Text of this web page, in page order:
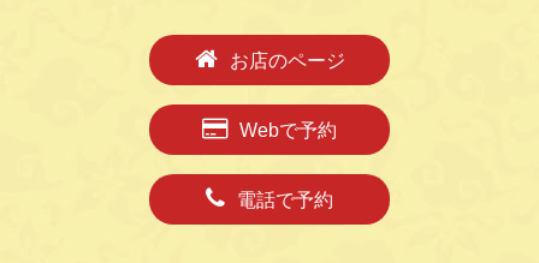
お店のページ
Webで予約
電話で予約